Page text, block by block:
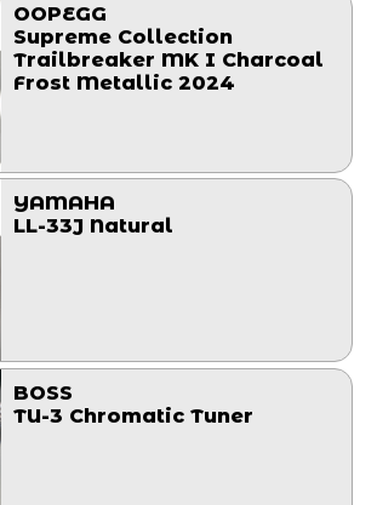
OOPEGG
Supreme Collection
Trailbreaker MK I Charcoal
Frost Metallic 2024
YAMAHA
LL-33J Natural
BOSS
TU-3 Chromatic Tuner